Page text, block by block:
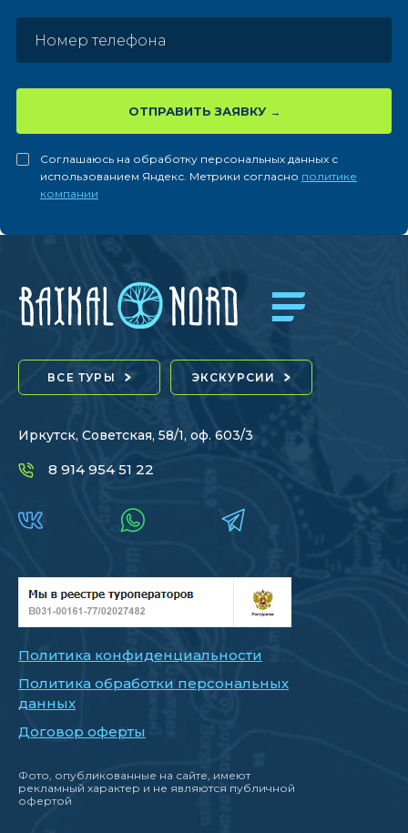
ОТПРАВИТЬ ЗАЯВКУ
Соглашаюсь на обработку персональных данных с
использованием Яндекс. Метрики согласно политике
компании
ВСЕ ТУРЫ ЭКСКУРСИИ
Иркутск, Советская, 58/1, оф. 603/3
8 914 954 51 22
Политика конфиденциальности
Политика обработки персональных
данных
Договор оферты
Фото, опубликованные на сайте, имеют
рекламный характер и не являются публичной
офертой